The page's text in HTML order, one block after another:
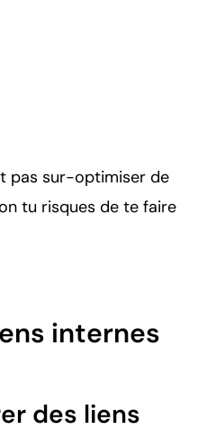
pas sur-optimiser de
tu risques de te faire
internes
des liens